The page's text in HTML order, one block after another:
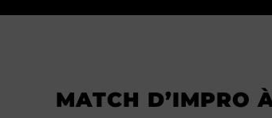
MATCH D’IMPRO